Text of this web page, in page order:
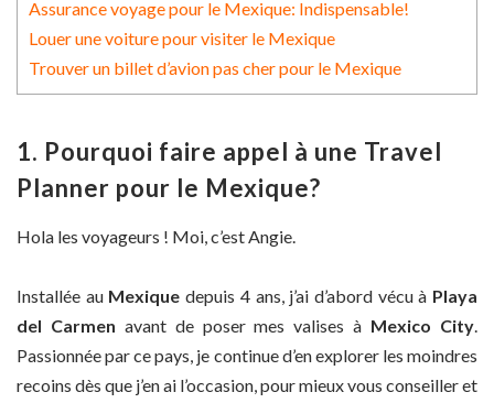
Assurance voyage pour le Mexique: Indispensable!
Louer une voiture pour visiter le Mexique
Trouver un billet d’avion pas cher pour le Mexique
1. Pourquoi faire appel à une Travel
Planner pour le Mexique?
Hola les voyageurs ! Moi, c’est Angie.
Installée au Mexique depuis 4 ans, j’ai d’abord vécu à Playa
del Carmen avant de poser mes valises à Mexico City.
Passionnée par ce pays, je continue d’en explorer les moindres
recoins dès que j’en ai l’occasion, pour mieux vous conseiller et